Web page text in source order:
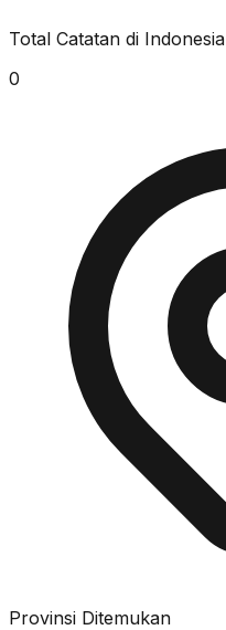
Total Catatan di Indonesia
0
Provinsi Ditemukan